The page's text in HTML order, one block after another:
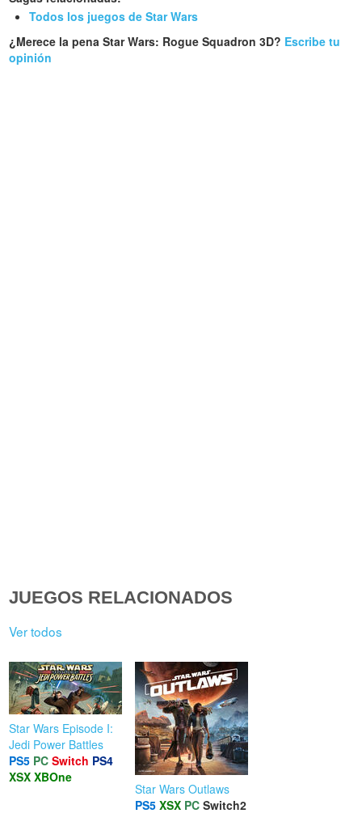
Todos los juegos de Star Wars
¿Merece la pena Star Wars: Rogue Squadron 3D? Escribe tu
opinión
JUEGOS RELACIONADOS
Ver todos
Star Wars Episode I:
Jedi Power Battles
PS5 PC Switch PS4
XSX XBOne
Star Wars Outlaws
PS5 XSX PC Switch2